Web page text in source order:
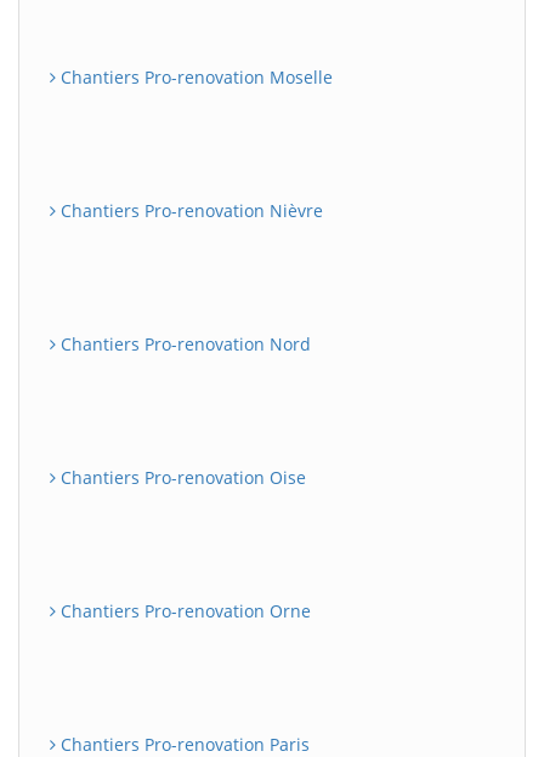
Chantiers Pro-renovation Moselle
Chantiers Pro-renovation Nièvre
Chantiers Pro-renovation Nord
Chantiers Pro-renovation Oise
Chantiers Pro-renovation Orne
Chantiers Pro-renovation Paris